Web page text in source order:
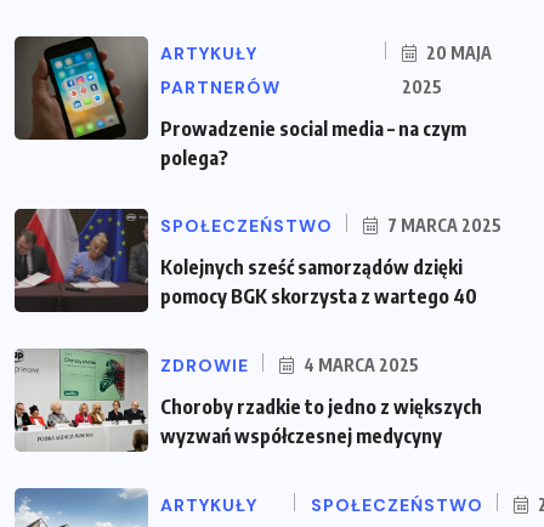
ARTYKUŁY
PARTNERÓW
20 MAJA
2025
Prowadzenie social media – na czym
polega?
SPOŁECZEŃSTWO 7 MARCA 2025
Kolejnych sześć samorządów dzięki
pomocy BGK skorzysta z wartego 40
ZDROWIE 4 MARCA 2025
Choroby rzadkie to jedno z większych
wyzwań współczesnej medycyny
ARTYKUŁY
SPOŁECZEŃSTWO